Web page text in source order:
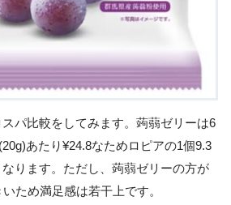
パ比較をしてみます。蒟蒻ゼリーは6
あたり¥24.8なためロピアの1個9.3
ります。ただし、蒟蒻ゼリーの方が
ため満足感は若干上です。